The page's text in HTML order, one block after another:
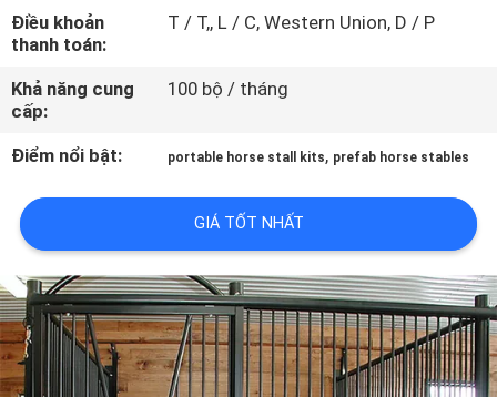
KIỂM
SOÁT
CHẤT
LƯỢNG
LIÊN
HỆ
CHÚNG
TÔI
Điều khoản
thanh toán:
T / T,, L / C, Western Union, D / P
Khả năng cung
cấp:
100 bộ / tháng
Điểm nổi bật: portable horse stall kits, prefab horse stables
GIÁ TỐT NHẤT